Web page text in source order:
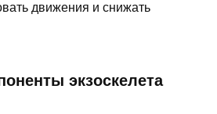
движения и снижать
экзоскелета